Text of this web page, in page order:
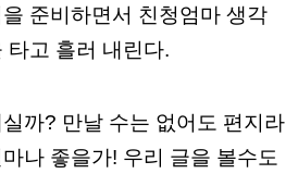
준비하면서 친청엄마 생각
타고 흘러 내린다.
까? 만날 수는 없어도 편지라
나 좋을가! 우리 글을 볼수도